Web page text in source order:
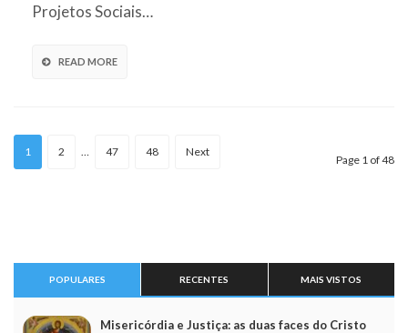
Projetos Sociais…
READ MORE
1 2 … 47 48 Next
Page 1 of 48
POPULARES RECENTES MAIS VISTOS
Misericórdia e Justiça: as duas faces do Cristo